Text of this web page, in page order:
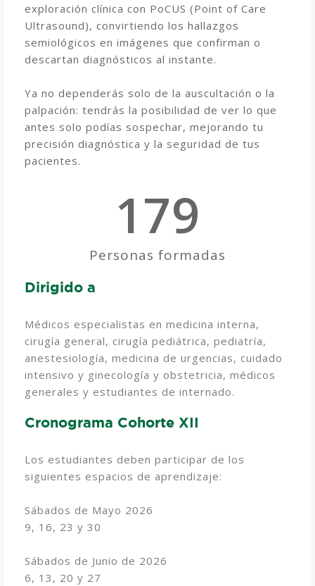
exploración clínica con PoCUS (Point of Care
Ultrasound), convirtiendo los hallazgos
semiológicos en imágenes que confirman o
descartan diagnósticos al instante.
Ya no dependerás solo de la auscultación o la
palpación: tendrás la posibilidad de ver lo que
antes solo podías sospechar, mejorando tu
precisión diagnóstica y la seguridad de tus
pacientes.
Personas formadas
179
Dirigido a
Médicos especialistas en medicina interna,
cirugía general, cirugía pediátrica, pediatría,
anestesiología, medicina de urgencias, cuidado
intensivo y ginecología y obstetricia, médicos
generales y estudiantes de internado.
Cronograma Cohorte XII
Los estudiantes deben participar de los
siguientes espacios de aprendizaje:
Sábados de Mayo 2026
9, 16, 23 y 30
Sábados de Junio de 2026
6, 13, 20 y 27